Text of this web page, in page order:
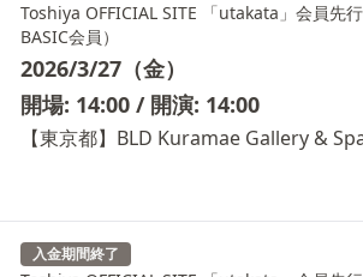
Toshiya OFFICIAL SITE 「utakata」会員先
BASIC会員）
2026/3/27（金）
開場: 14:00 / 開演: 14:00
【東京都】BLD Kuramae Gallery &
入金期間終了